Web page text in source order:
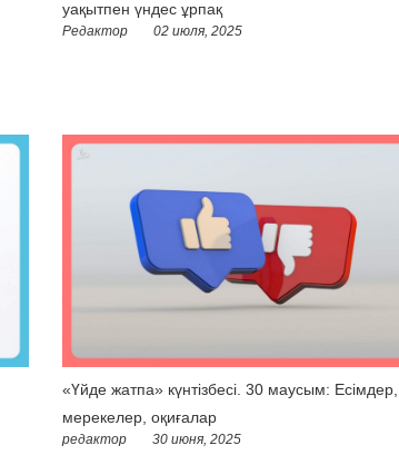
уақытпен үндес ұрпақ
Редактор 02 июля, 2025
«Үйде жатпа» күнтізбесі. 30 маусым: Есімдер,
мерекелер, оқиғалар
редактор 30 июня, 2025